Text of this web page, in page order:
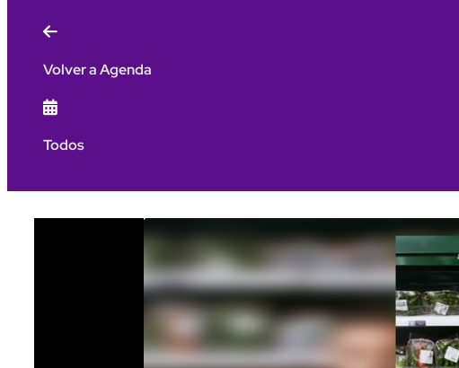

Volver a Agenda

Todos